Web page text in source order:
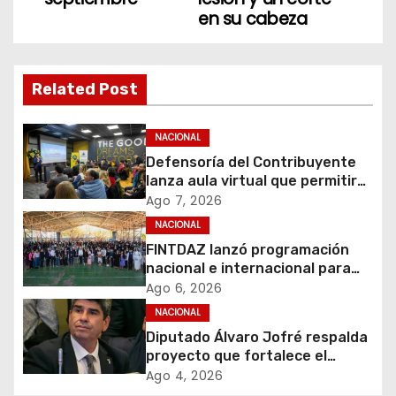
a
c
i
ó
n
d
e
e
en su cabeza
Related Post
NACIONAL
Defensoría del Contribuyente
lanza aula virtual que permitirá
acercar la educación tributaria
a miles de personas y
emprendedores de todo Chile
Ago 7, 2026
NACIONAL
FINTDAZ lanzó programación
nacional e internacional para
celebrar sus 19 años
Ago 6, 2026
NACIONAL
Diputado Álvaro Jofré respalda
proyecto que fortalece el
control de identidad durante
Ago 4, 2026